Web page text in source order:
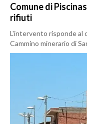
Comune di
rifiuti
L'intervento risponde al
Cammino minerario di